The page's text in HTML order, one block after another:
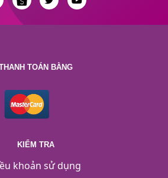
TOÁN BẰNG
KIỂM TRA
khoản sử dụng